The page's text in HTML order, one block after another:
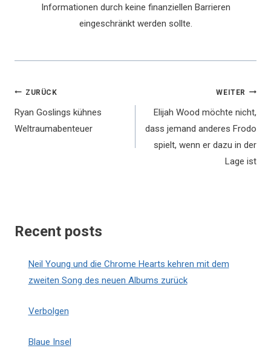
Informationen durch keine finanziellen Barrieren
eingeschränkt werden sollte.
Beitragsnavigation
ZURÜCK
Ryan Goslings kühnes
Weltraumabenteuer
WEITER
Elijah Wood möchte nicht,
dass jemand anderes Frodo
spielt, wenn er dazu in der
Lage ist
Recent posts
Neil Young und die Chrome Hearts kehren mit dem
zweiten Song des neuen Albums zurück
Verbolgen
Blaue Insel